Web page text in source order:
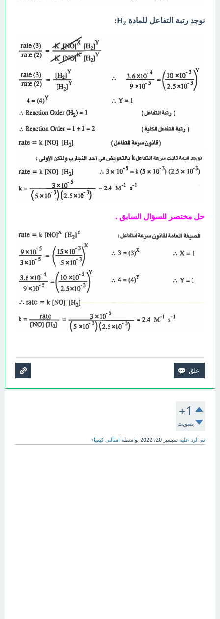
نوجد رتبة التفاعل للمادة H 2
:
حل مختصر للسؤال السابق .
+1
تصويت
تم الرد عليه سبتمبر 20، 2022 بواسطة اسألنى كيمياء